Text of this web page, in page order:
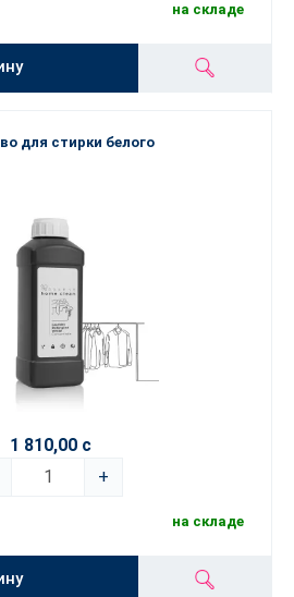
на складе
для стирки белого
1 810,00 с
+
на складе